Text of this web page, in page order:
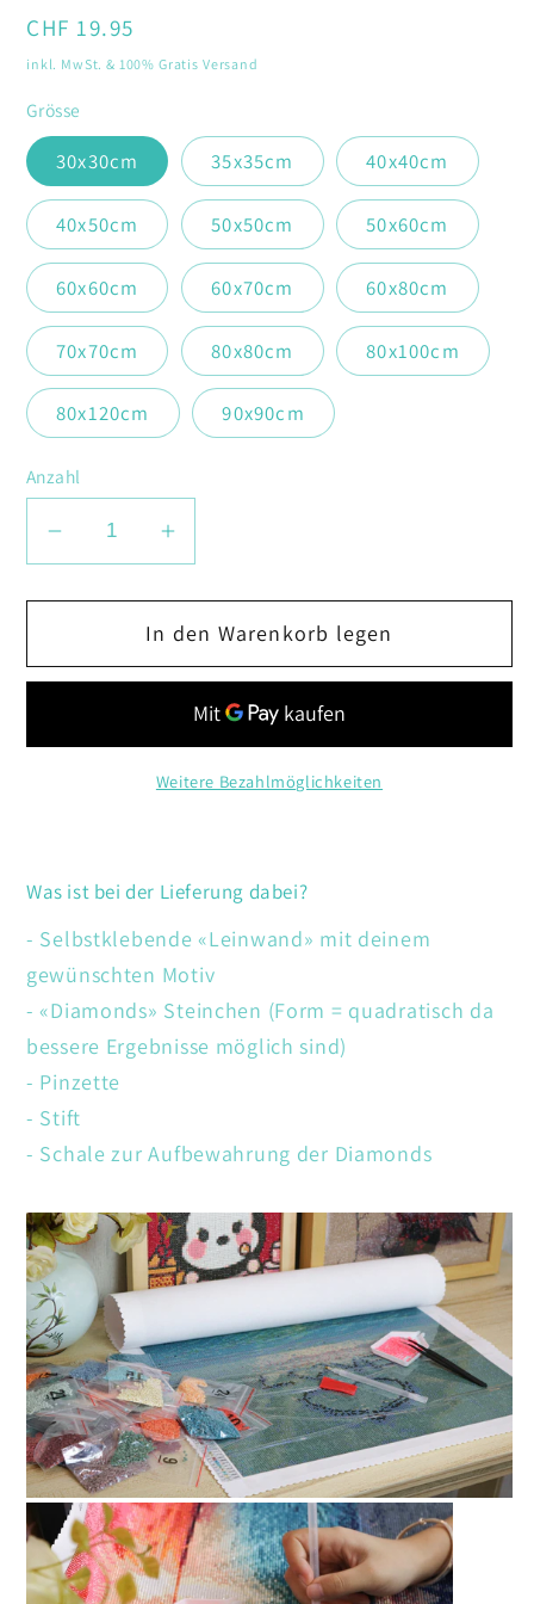
Normaler
Preis
CHF 19.95
inkl. MwSt. & 100% Gratis Versand
Grösse
30x30cm 35x35cm 40x40cm
40x50cm 50x50cm 50x60cm
60x60cm 60x70cm 60x80cm
70x70cm 80x80cm 80x100cm
80x120cm 90x90cm
Anzahl
Verringere
Menge
Blumenstrauss
Erhöhe
Menge
für
Blumenstrauss
In den Warenkorb legen
Weitere Bezahlmöglichkeiten
Was ist bei der Lieferung dabei?
- Selbstklebende «Leinwand» mit deinem
gewünschten Motiv
- «Diamonds» Steinchen (Form = quadratisch da
bessere Ergebnisse möglich sind)
- Pinzette
- Stift
- Schale zur Aufbewahrung der Diamonds